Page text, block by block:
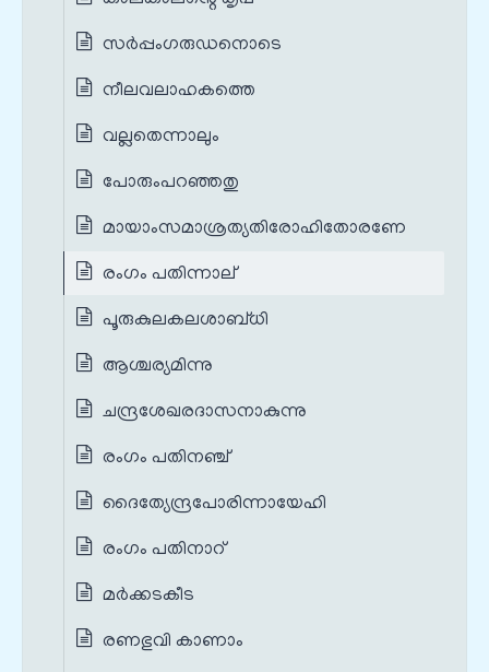
സർപ്പംഗരുഡനൊടെ
നീലവലാഹകത്തെ
വല്ലതെന്നാലും
പോരുംപറഞ്ഞതു
മായാംസമാശ്രത്യതിരോഹിതോരണേ
രംഗം പതിന്നാല്
പൂരുകുലകലശാബ്ധി
ആശ്ചര്യമിന്നു
ചന്ദ്രശേഖരദാസനാകുന്നു
രംഗം പതിനഞ്ച്
ദൈത്യേന്ദ്രപോരിന്നായേഹി
രംഗം പതിനാറ്
മർക്കടകീട
രണഭുവി കാണാം